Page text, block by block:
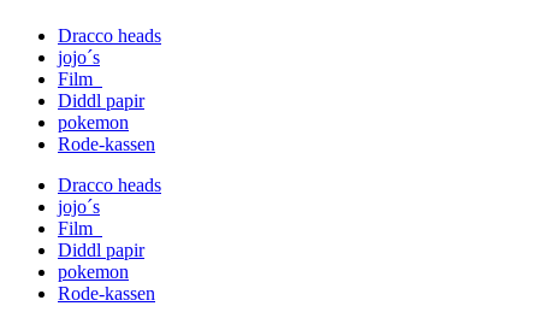
Dracco heads
jojo´s
Film
Diddl papir
pokemon
Rode-kassen
Dracco heads
jojo´s
Film
Diddl papir
pokemon
Rode-kassen